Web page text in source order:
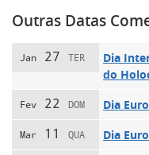
Outras Datas
Jan 27 TER
Dia
do
Fev 22 DOM Dia
Mar 11 QUA Dia